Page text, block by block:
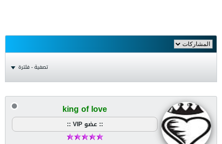
تصفية - فلترة
king of love
:: عضو VIP ::